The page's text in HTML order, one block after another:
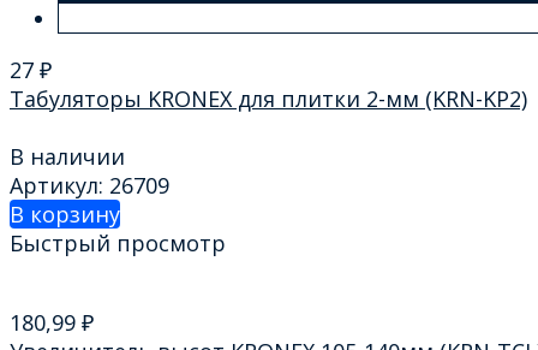
27 ₽
Табуляторы KRONEX для плитки 2-мм (KRN-KP2)
В наличии
Артикул: 26709
В корзину
Быстрый просмотр
180,99 ₽